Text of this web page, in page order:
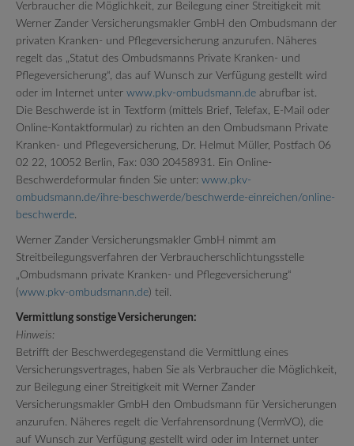
Verbraucher die Möglichkeit, zur Beilegung einer Streitigkeit mit
Werner Zander Versicherungsmakler GmbH den Ombudsmann der
privaten Kranken- und Pflegeversicherung anzurufen. Näheres
regelt das „Statut des Ombudsmanns Private Kranken- und
Pflegeversicherung“, das auf Wunsch zur Verfügung gestellt wird
oder im Internet unter www.pkv-ombudsmann.de abrufbar ist.
Die Beschwerde ist in Textform (mittels Brief, Telefax, E-Mail oder
Online-Kontaktformular) zu richten an den Ombudsmann Private
Kranken- und Pflegeversicherung, Dr. Helmut Müller, Postfach 06
02 22, 10052 Berlin, Fax: 030 20458931. Ein Online-
Beschwerdeformular finden Sie unter: www.pkv-
ombudsmann.de/ihre-beschwerde/beschwerde-einreichen/online-
beschwerde.
Werner Zander Versicherungsmakler GmbH nimmt am
Streitbeilegungsverfahren der Verbraucherschlichtungsstelle
„Ombudsmann private Kranken- und Pflegeversicherung“
(www.pkv-ombudsmann.de) teil.
Vermittlung sonstige Versicherungen:
Hinweis:
Betrifft der Beschwerdegegenstand die Vermittlung eines
Versicherungsvertrages, haben Sie als Verbraucher die Möglichkeit,
zur Beilegung einer Streitigkeit mit Werner Zander
Versicherungsmakler GmbH den Ombudsmann für Versicherungen
anzurufen. Näheres regelt die Verfahrensordnung (VermVO), die
auf Wunsch zur Verfügung gestellt wird oder im Internet unter